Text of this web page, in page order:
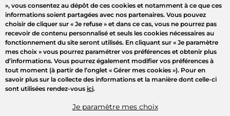
», vous consentez au dépôt de ces cookies et notamment à ce que ces
informations soient partagées avec nos partenaires. Vous pouvez
choisir de cliquer sur « Je refuse » et dans ce cas, vous ne pourrez pas
recevoir de contenu personnalisé et seuls les cookies nécessaires au
fonctionnement du site seront utilisés. En cliquant sur « Je paramètre
mes choix » vous pourrez paramétrer vos préférences et obtenir plus
d’informations. Vous pourrez également modifier vos préférences à
tout moment (à partir de l’onglet « Gérer mes cookies »). Pour en
savoir plus sur la collecte des informations et la manière dont celle-ci
sont utilisées rendez-vous ici.
Je paramètre mes choix